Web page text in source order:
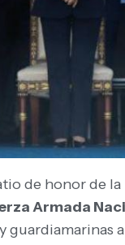
de honor de
Armada